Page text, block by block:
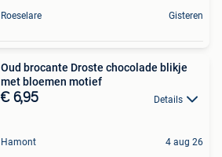
Roeselare Gisteren
Oud brocante Droste chocolade blikje
met bloemen motief
€ 6,95 Details
Hamont 4 aug 26